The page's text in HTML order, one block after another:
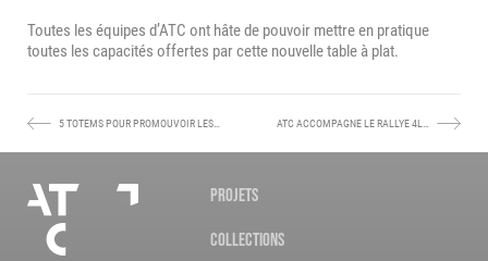
Toutes les équipes d’ATC ont hâte de pouvoir mettre en pratique
toutes les capacités offertes par cette nouvelle table à plat.
ARTICLE5 TOTEMS POUR PROMOUVOIR LES…
ARTICLE
ATC ACCOMPAGNE LE RALLYE 4L…
Nos
agences
PROJETS
COLLECTIONS